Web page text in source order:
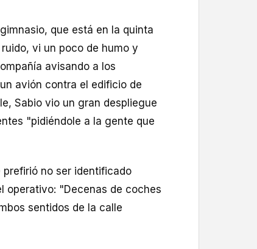
que está en la quinta
vi un poco de humo y
avisando a los
avión contra el edificio de
Sabio vio un gran despliegue
"pidiéndole a la gente que
prefirió no ser identificado
operativo: "Decenas de coches
sentidos de la calle